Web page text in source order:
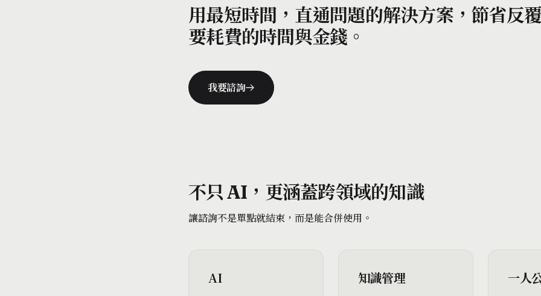
用最短時間，直通問題的解決方案，節省反
要耗費的時間與金錢。
我要諮詢
不只 AI，更涵蓋跨領域的知識
讓諮詢不是單點就結束，而是能合併使用。
AI 知識管理 一人